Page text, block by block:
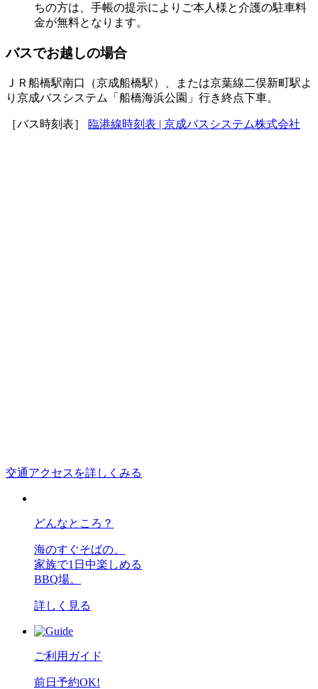
ちの方は、手帳の提示によりご本人様と介護の駐車料
金が無料となります。
バスでお越しの場合
ＪＲ船橋駅南口（京成船橋駅）、または京葉線二俣新町駅よ
り京成バスシステム「船橋海浜公園」行き終点下車。
［バス時刻表］ 臨港線時刻表 | 京成バスシステム株式会社
交通アクセスを詳しくみる
どんなところ？
海のすぐそばの、
家族で1日中楽しめる
BBQ場。
詳しく見る
ご利用ガイド
前日予約OK!